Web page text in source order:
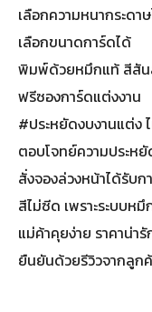
เลือกความหนากระดา
เลือกขนาดการ์ดได้
พิมพ์ด้วยหมึกแท้ สีสัน
ฟรีซองการ์ดแต่งงาน
#ประหยัดงบงานแต่ง
ตอบโจทย์ความประห
สั่งจองล่วงหน้าได้รับ
สีไม่ซีด เพราะระบบ
แม่ค้าคุยง่าย ราคาน่ารั
ยืนยันด้วยรีวิวจากลูกค้